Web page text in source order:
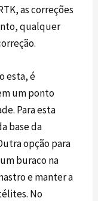
as correções
qualquer
esta, é
um ponto
Para esta
base da
opção para
buraco na
e manter a
No